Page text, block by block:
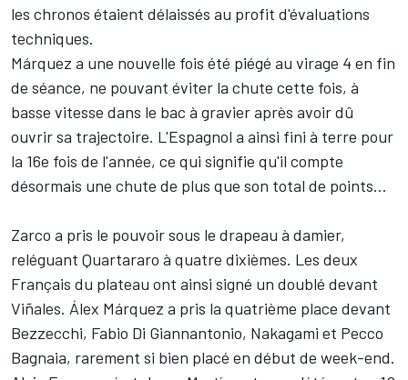
les chronos étaient délaissés au profit d'évaluations
techniques.
Márquez a une nouvelle fois été piégé au virage 4 en fin
de séance, ne pouvant éviter la chute cette fois, à
basse vitesse dans le bac à gravier après avoir dû
ouvrir sa trajectoire. L'Espagnol a ainsi fini à terre pour
la 16e fois de l'année, ce qui signifie qu'il compte
désormais une chute de plus que son total de points...
Zarco a pris le pouvoir sous le drapeau à damier,
reléguant Quartararo à quatre dixièmes. Les deux
Français du plateau ont ainsi signé un doublé devant
Viñales. Álex Márquez a pris la quatrième place devant
Bezzecchi, Fabio Di Giannantonio, Nakagami et Pecco
Bagnaia, rarement si bien placé en début de week-end.